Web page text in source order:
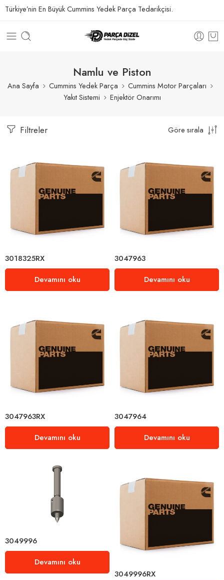
Türkiye’nin En Büyük Cummins Yedek Parça Tedarikçisi.
Namlu ve Piston
Ana Sayfa Cummins Yedek Parça
Cummins Motor Parçaları
Yakıt Sistemi
Enjektör Onarımı
Filtreler Göre sırala
3018325RX
Devamını oku
3047963
Devamını oku
3047963RX
Devamını oku
3047964
Devamını oku
3049996
Devamını oku
3049996RX